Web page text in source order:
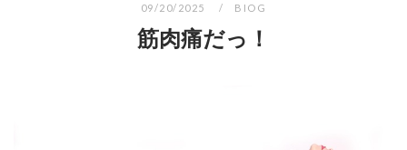
09/20/2025 BIOG
筋肉痛だっ！